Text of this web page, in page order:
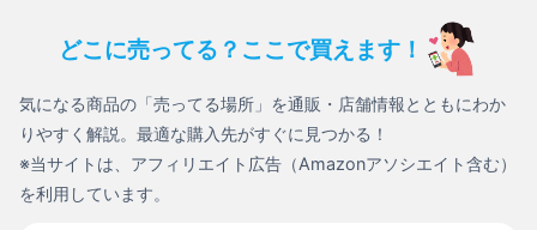
どこに売ってる？ここで買えます！
気になる商品の「売ってる場所」を通販・店舗情報とともにわか
りやすく解説。最適な購入先がすぐに見つかる！
※当サイトは、アフィリエイト広告（Amazonアソシエイト含む）
を利用しています。